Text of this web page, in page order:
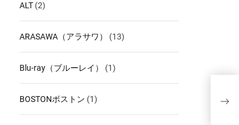
ALT (2)
ARASAWA（アラサワ） (13)
Blu-ray（ブルーレイ） (1)
BOSTONボストン (1)
る
事